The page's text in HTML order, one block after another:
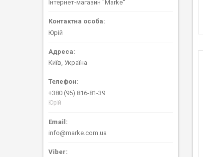
Інтернет-магазин "Marke"
Юрій
Київ, Україна
+380 (95) 816-81-39
Юрій
info@marke.com.ua